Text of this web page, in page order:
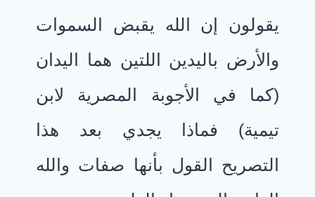
يقولون إن الله يقبض السموات
والأرض باليدين اللتين هما اليدان
(كما في الأجوبة المصرية لابن
تيمية) فماذا يجدي بعد هذا
التصريح القول بأنها صفات والله